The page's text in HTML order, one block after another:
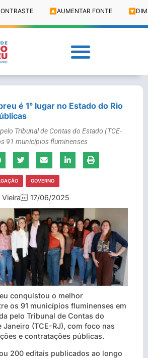
🔼 AUMENTAR FONTE 🔽
é 1° lugar no Estado do Rio
Tribunal de Contas do Estado (TCE-
91 municípios fluminenses
GOVERNO
17/06/2025
conquistou o melhor
os 91 municípios fluminenses em
pelo Tribunal de Contas do
Janeiro (TCE-RJ), com foco nas
e contratações públicas.
200 editais publicados ao longo